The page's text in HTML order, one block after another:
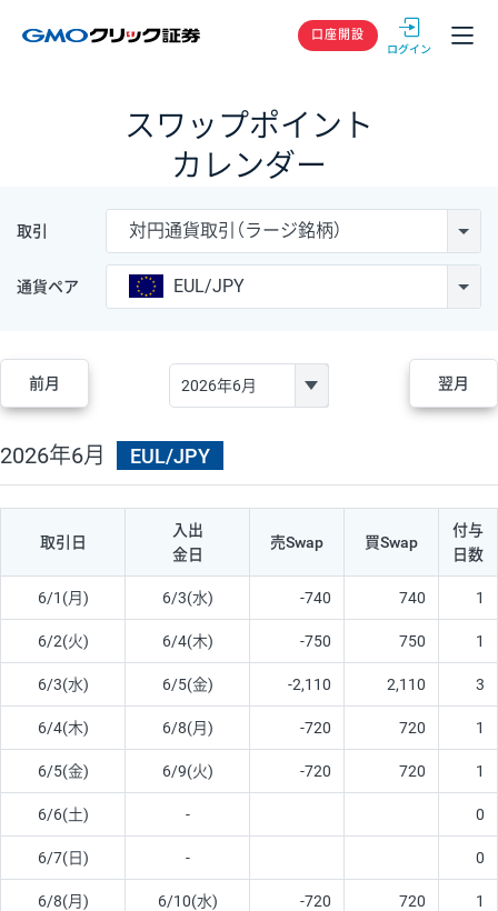
GMOクリック
口座開設
スワップポイント
カレンダー
取引 対円通貨取引（ラージ銘柄）
通貨ペア EUL/JPY
前月 翌月
2026年6月 EUL/JPY
取引日
入出
金日
売Swap 買Swap
付与
日数
6/1(月) 6/3(水) -740 740 1
6/2(火) 6/4(木) -750 750 1
6/3(水) 6/5(金) -2,110 2,110 3
6/4(木) 6/8(月) -720 720 1
6/5(金) 6/9(火) -720 720 1
6/6(土) - 0
6/7(日) - 0
6/8(月) 6/10(水) -720 720 1